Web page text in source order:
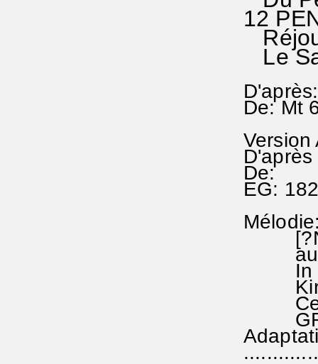
12
Le
De: Mt
Version
De:
EG:
aus
In
Ces